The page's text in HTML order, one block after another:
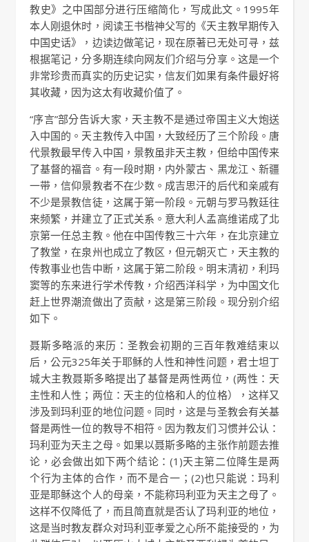
教史》之中国部分进行压缩简化，写成此文。1995年
本人刚退休时，阅读王书楷神父写的《天主教早期传入
中国史话》，边读边做笔记，现在原著已无处可寻，兹
根据笔记，分多期连续向网友们介绍与分享。这是一个
非常珍贵而真实的历史记实，信友们如果有条件最好将
其收藏，因为这太有收藏价值了。
“序言”部分告诉大家，天主教不是通过帝国主义大炮送
入中国的。天主教传入中国，大致经历了三个阶段。唐
代景教最早传入中国，景教虽非天主教，但给中国传来
了基督的福音。有一段时期，内外蒙古、黑龙江、新疆
一带，信仰景教者不在少数。成吉思汗的后代和亲戚有
不少是景教信徒，这属于第一阶段。元朝与罗马教廷往
来频繁，并建立了正式关系。意大利人孟高维诺成了北
京第一任总主教。他在中国传教三十六年，在北京建立
了教堂，在泉州也成立了教区，但元朝灭亡，天主教的
传教事业也告中断，这属于第二阶段。明末清初，利玛
窦等的东来进行学术传教，介绍西洋科学，为中国文化
赶上世界潮流做出了贡献，这是第三阶段。现分别介绍
如下。
聂斯多略派的来历：圣教会初期的三百年教难结束以
后，公元325年关于耶稣的人性和神性问题，君士坦丁
城大主教聂斯多略提出了基督是两性两位，(两性：天
主性和人性；两位：天主的位格和人的位格），这样又
涉及到玛利亚的地位问题。同时，这是与圣教会有关基
督是两性一位的教导不相符。因为教友们习惯并公认：
玛利亚为天主之母。如果以聂斯多略的主张作前题去推
论，必会做出如下两个结论：(1)天主第二位降生是两
个行为主体的合作，而不是合一；(2)也只能说：玛利
亚是耶稣这个人的母亲，不能称玛利亚为天主之母了。
这样不仅降低了，而且简直就是否认了玛利亚的地位，
这是当时教友群众对玛利亚孝爱之心所不能接受的，为